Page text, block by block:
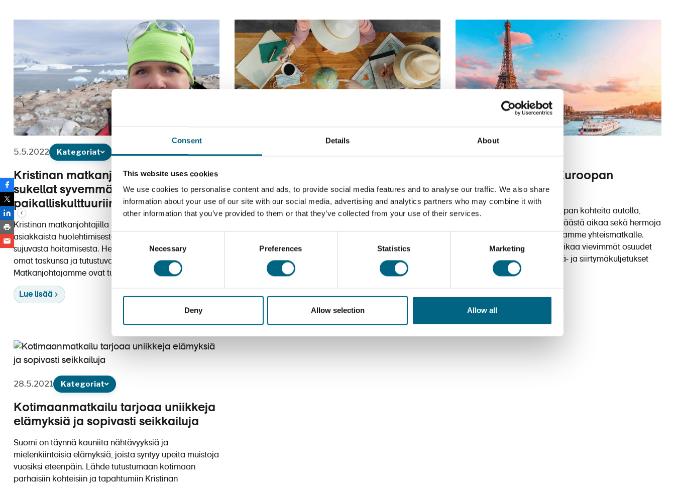
Consent Details About
This website uses cookies
We use cookies to personalise content and ads, to provide social media features and to analyse our traffic. We also share
information about your use of our site with our social media, advertising and analytics partners who may combine it with
other information that you’ve provided to them or that they’ve collected from your use of their services.
Consent
Selection
Necessary Preferences Statistics Marketing
Deny Allow selection Allow all
5.5.2022 Kategoriat
Kristinan matkanjohtajan kanssa
sukellat syvemmälle
paikalliskulttuuriin
Kristinan matkanjohtajilla on useiden vuosien kokemus
asiakkaista huolehtimisesta ja yhteismatkojen
sujuvasta hoitamisesta. He tuntevat monet kohteet kuin
omat taskunsa ja tutustuvat innolla uusiin.
Matkanjohtajamme ovat tukena ja apuna niin laivalla
Lue lisää
19.4.2022
yhteismatkatyyppi sopii sinulle
parhaiten?
jokia pitkin sekä majoittua niin laivalla kuin
korkeatasoisissa hotelleissa. Olemme luoneet sinulle
lyhyen testin helpottaaksemme matkasuunnittelua. Tee
Näe ja koe useita Euroopan
kohteita kerralla
Haaveiletko kiertäväsi Euroopan kohteita autolla,
junalla tai bussilla liikkuen? Säästä aikaa sekä hermoja
suunnittelussa ja lähde kanssamme yhteismatkalle.
Olemme tehneet puolestasi aikaa vievimmät osuudet
kuten järjestäneet lentokenttä- ja siirtymäkuljetukset
28.5.2021 Kategoriat
Kotimaanmatkailu tarjoaa uniikkeja
elämyksiä ja sopivasti seikkailuja
Suomi on täynnä kauniita nähtävyyksiä ja
mielenkiintoisia elämyksiä, joista syntyy upeita muistoja
vuosiksi eteenpäin. Lähde tutustumaan kotimaan
parhaisiin kohteisiin ja tapahtumiin Kristinan